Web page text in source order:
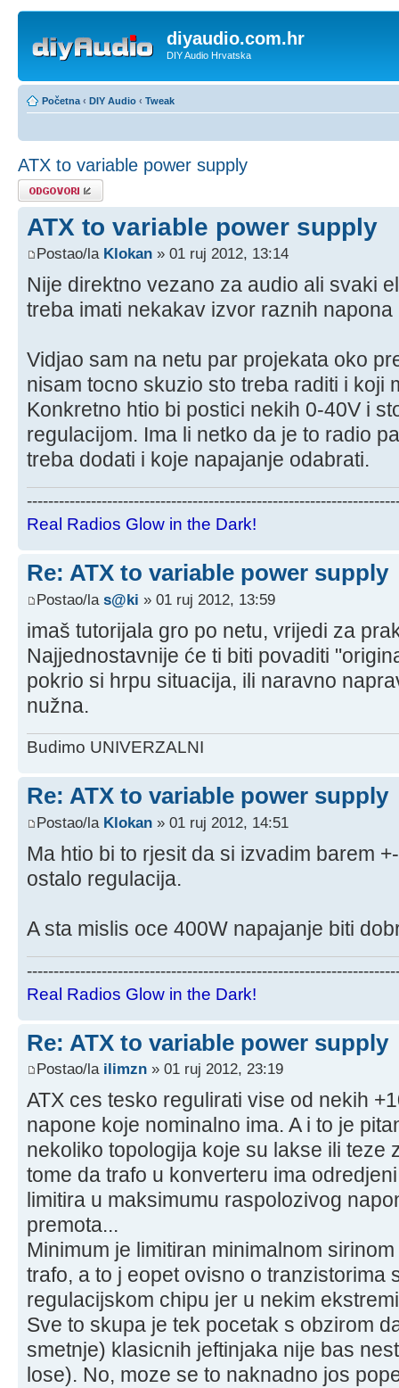
diyaudio.com.hr
DIY Audio Hrvatska
Početna ‹ DIY Audio ‹ Tweak
ATX to variable power supply
Odgovori
ATX to variable power supply
Postao/la Klokan » 01 ruj 2012, 13:14
Nije direktno vezano za audio ali svaki
treba imati nekakav izvor raznih napona
Vidjao sam na netu par projekata oko
nisam tocno skuzio sto treba raditi i koji
Konkretno htio bi postici nekih 0-40V i
regulacijom. Ima li netko da je to radio
treba dodati i koje napajanje odabrati.
Real Radios Glow in the Dark!
Re: ATX to variable power supply
Postao/la s@ki » 01 ruj 2012, 13:59
imaš tutorijala gro po netu, vrijedi za
Najjednostavnije će ti biti povaditi
pokrio si hrpu situacija, ili naravno
nužna.
Budimo UNIVERZALNI
Re: ATX to variable power supply
Postao/la Klokan » 01 ruj 2012, 14:51
Ma htio bi to rjesit da si izvadim barem
ostalo regulacija.
A sta mislis oce 400W napajanje biti
Real Radios Glow in the Dark!
Re: ATX to variable power supply
Postao/la ilimzn » 01 ruj 2012, 23:19
ATX ces tesko regulirati vise od nekih
napone koje nominalno ima. A i to je
nekoliko topologija koje su lakse ili teze
tome da trafo u konverteru ima
limitira u maksimumu raspolozivog
premota...
Minimum je limitiran minimalnom
trafo, a to j eopet ovisno o tranzistorima
regulacijskom chipu jer u nekim
Sve to skupa je tek pocetak s obzirom
smetnje) klasicnih jeftinjaka nije bas
lose). No, moze se to naknadno jos